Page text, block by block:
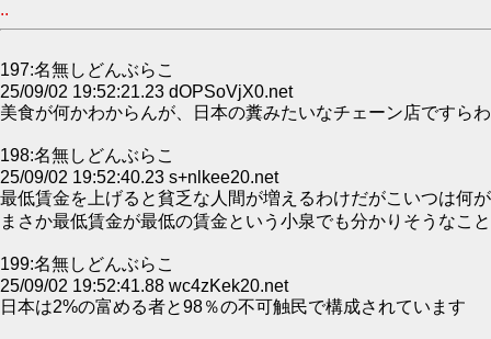
..
197:名無しどんぶらこ
25/09/02 19:52:21.23 dOPSoVjX0.net
美食が何かわからんが、日本の糞みたいなチェーン店ですら
198:名無しどんぶらこ
25/09/02 19:52:40.23 s+nlkee20.net
最低賃金を上げると貧乏な人間が増えるわけだがこいつは何
まさか最低賃金が最低の賃金という小泉でも分かりそうなこ
199:名無しどんぶらこ
25/09/02 19:52:41.88 wc4zKek20.net
日本は2%の富める者と98％の不可触民で構成されています